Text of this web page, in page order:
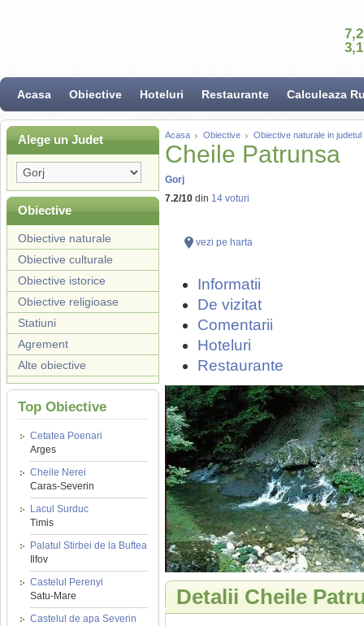
Acasa Obiective Hoteluri Restaurante Calculeaza
Alege un Judet
Obiective
Obiective naturale
Obiective culturale
Obiective istorice
Obiective religioase
Statiuni
Agrement
Alte obiective
Top Obiective
Cetatea Poenari
Arges
Cheile Nerei
Caras-Severin
Lacul Surduc
Timis
Palatul Stirbei de la Buftea
Ilfov
Castelul Perenyi
Satu-Mare
Castelul de apa Severin
Acasa Obiective Obiective naturale in judetul
Cheile Patrunsa
Gorj
7.2/10 din 14 voturi
vezi pe harta
Informatii
De vizitat
Comentarii
Hoteluri
Restaurante
Detalii Cheile